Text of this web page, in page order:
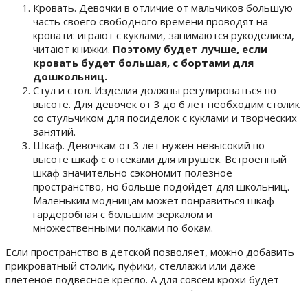
Кровать. Девочки в отличие от мальчиков большую
часть своего свободного времени проводят на
кровати: играют с куклами, занимаются рукоделием,
читают книжки. Поэтому будет лучше, если
кровать будет большая, с бортами для
дошкольниц.
Стул и стол. Изделия должны регулироваться по
высоте. Для девочек от 3 до 6 лет необходим столик
со стульчиком для посиделок с куклами и творческих
занятий.
Шкаф. Девочкам от 3 лет нужен невысокий по
высоте шкаф с отсеками для игрушек. Встроенный
шкаф значительно сэкономит полезное
пространство, но больше подойдет для школьниц.
Маленьким модницам может понравиться шкаф-
гардеробная с большим зеркалом и
множественными полками по бокам.
Если пространство в детской позволяет, можно добавить
прикроватный столик, пуфики, стеллажи или даже
плетеное подвесное кресло. А для совсем крохи будет